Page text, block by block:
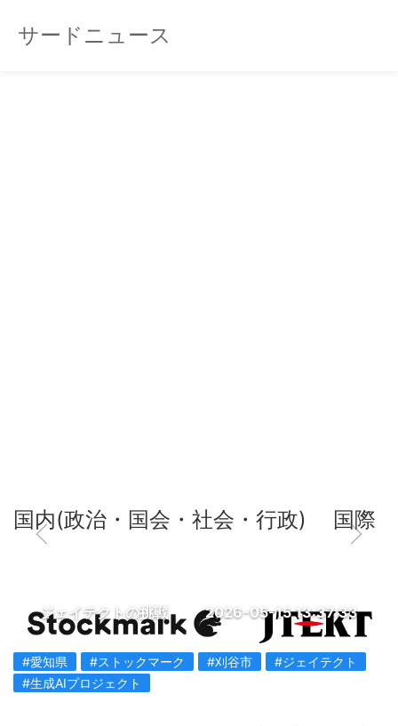
サードニュース
国内(政治・国会・社会・行政) 国際
ジェイテクトの挑戦 2026-05-15 13:37:33
#愛知県 #ストックマーク #刈谷市
#ジェイテクト
#生成AIプロジェクト